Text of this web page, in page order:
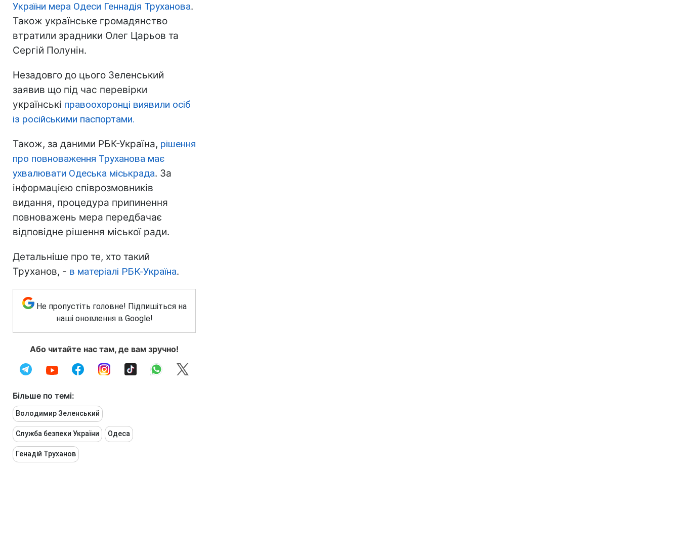
України мера Одеси Геннадія Труханова.
Також українське громадянство
втратили зрадники Олег Царьов та
Сергій Полунін.
Незадовго до цього Зеленський
заявив що під час перевірки
українські правоохоронці виявили осіб
із російськими паспортами.
Також, за даними РБК-Україна, рішення
про повноваження Труханова має
ухвалювати Одеська міськрада. За
інформацією співрозмовників
видання, процедура припинення
повноважень мера передбачає
відповідне рішення міської ради.
Детальніше про те, хто такий
Труханов, - в матеріалі РБК-Україна.
Не пропустіть головне! Підпишіться на
наші оновлення в Google!
Або читайте нас там, де вам зручно!
Більше по темі:
Володимир Зеленський
Служба безпеки України Одеса
Генадій Труханов